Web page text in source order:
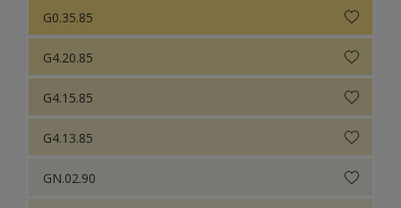
G0.35.85
G4.20.85
G4.15.85
G4.13.85
GN.02.90